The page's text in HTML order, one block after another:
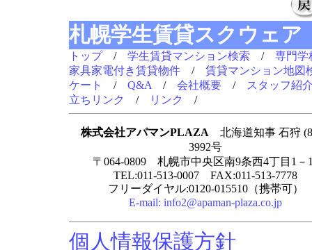
札幌学生賃貸スクウェ
トップ/ 学生賃貸マンション検索 / 専門学
家具家電付き賃貸物件 / 賃貸マンション地図
ケート
/ Q&A / 会社概要 /
スタッフ紹
立ちリンク
/ リンク /
株式会社アパマンPLAZA 北海道知事 石狩
3992号
〒064-0809 札幌市中央区南9条西4丁目1－
TEL:011-513-0007 FAX:011-513-7778
フリーダイヤル:0120-015510（携帯可）
E-mail: info2@apaman-plaza.co.jp
個人情報保護方針